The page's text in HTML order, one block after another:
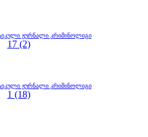
ჟურნალი კრიმინოლიგი
17 (2)
ჟურნალი კრიმინოლიგი
1 (18)